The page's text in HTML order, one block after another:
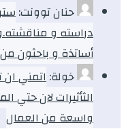
حنان توونت:
دراسته و
أساتذة و باحثون
خولة:اتمني
الثأثيرات لان
واسعة من العمال